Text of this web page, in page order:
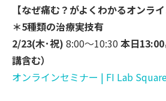
【なぜ痛む？がよくわかるオンラ
＊5種類の治療実技有
2/23(木･祝) 8:00～10:30 本日
講含む）
オンラインセミナー | FI Lab